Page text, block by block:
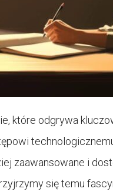
które odgrywa
zaawansowane i
się temu